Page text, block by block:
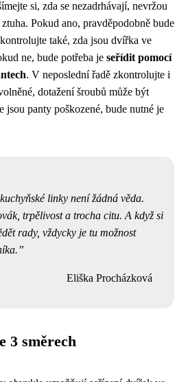
si, zda se nezadrhávají, nevržou
Pokud ano, pravděpodobně bude
také, zda jsou dvířka ve
ne, bude potřeba je seřídit pomocí
. V neposlední řadě zkontrolujte i
dotažení šroubů může být
jsou panty poškozené, bude nutné je
linky není žádná věda.
trpělivost a trocha citu. A když si
rady, vždycky je tu možnost
Eliška Procházková
3 směrech